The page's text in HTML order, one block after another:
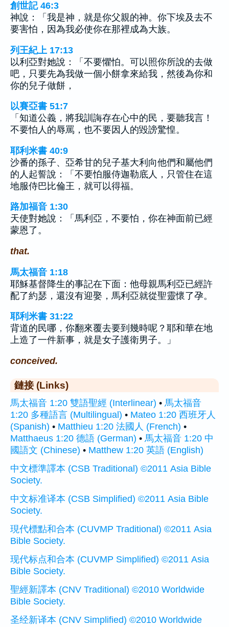
創世記 46:3
神說：「我是神，就是你父親的神。你下埃及去不
要害怕，因為我必使你在那裡成為大族。
列王紀上 17:13
以利亞對她說：「不要懼怕。可以照你所說的去做
吧，只要先為我做一個小餅拿來給我，然後為你和
你的兒子做餅，
以賽亞書 51:7
「知道公義，將我訓誨存在心中的民，要聽我言！
不要怕人的辱罵，也不要因人的毀謗驚惶。
耶利米書 40:9
沙番的孫子、亞希甘的兒子基大利向他們和屬他們
的人起誓說：「不要怕服侍迦勒底人，只管住在這
地服侍巴比倫王，就可以得福。
路加福音 1:30
天使對她說：「馬利亞，不要怕，你在神面前已經
蒙恩了。
that.
馬太福音 1:18
耶穌基督降生的事記在下面：他母親馬利亞已經許
配了約瑟，還沒有迎娶，馬利亞就從聖靈懷了孕。
耶利米書 31:22
背道的民哪，你翻來覆去要到幾時呢？耶和華在地
上造了一件新事，就是女子護衛男子。」
conceived.
鏈接 (Links)
馬太福音 1:20 雙語聖經 (Interlinear) • 馬太福音
1:20 多種語言 (Multilingual) • Mateo 1:20 西班牙人
(Spanish) • Matthieu 1:20 法國人 (French) •
Matthaeus 1:20 德語 (German) • 馬太福音 1:20 中
國語文 (Chinese) • Matthew 1:20 英語 (English)
中文標準譯本 (CSB Traditional) ©2011 Asia Bible
Society.
中文标准译本 (CSB Simplified) ©2011 Asia Bible
Society.
現代標點和合本 (CUVMP Traditional) ©2011 Asia
Bible Society.
现代标点和合本 (CUVMP Simplified) ©2011 Asia
Bible Society.
聖經新譯本 (CNV Traditional) ©2010 Worldwide
Bible Society.
圣经新译本 (CNV Simplified) ©2010 Worldwide